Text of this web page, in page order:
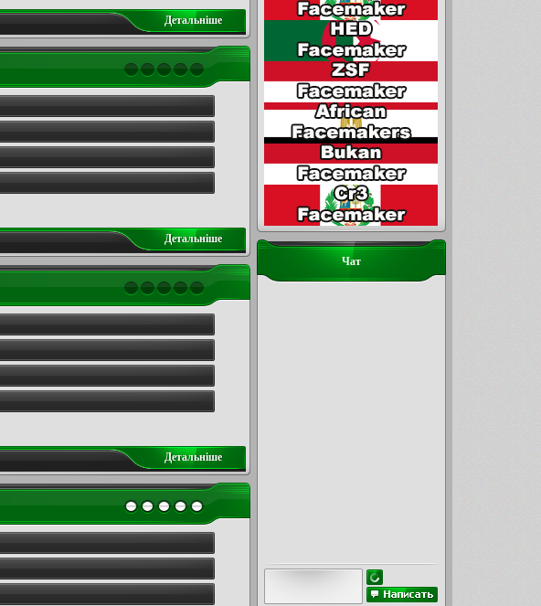
Детальнiше
Детальнiше
Детальнiше
Чат